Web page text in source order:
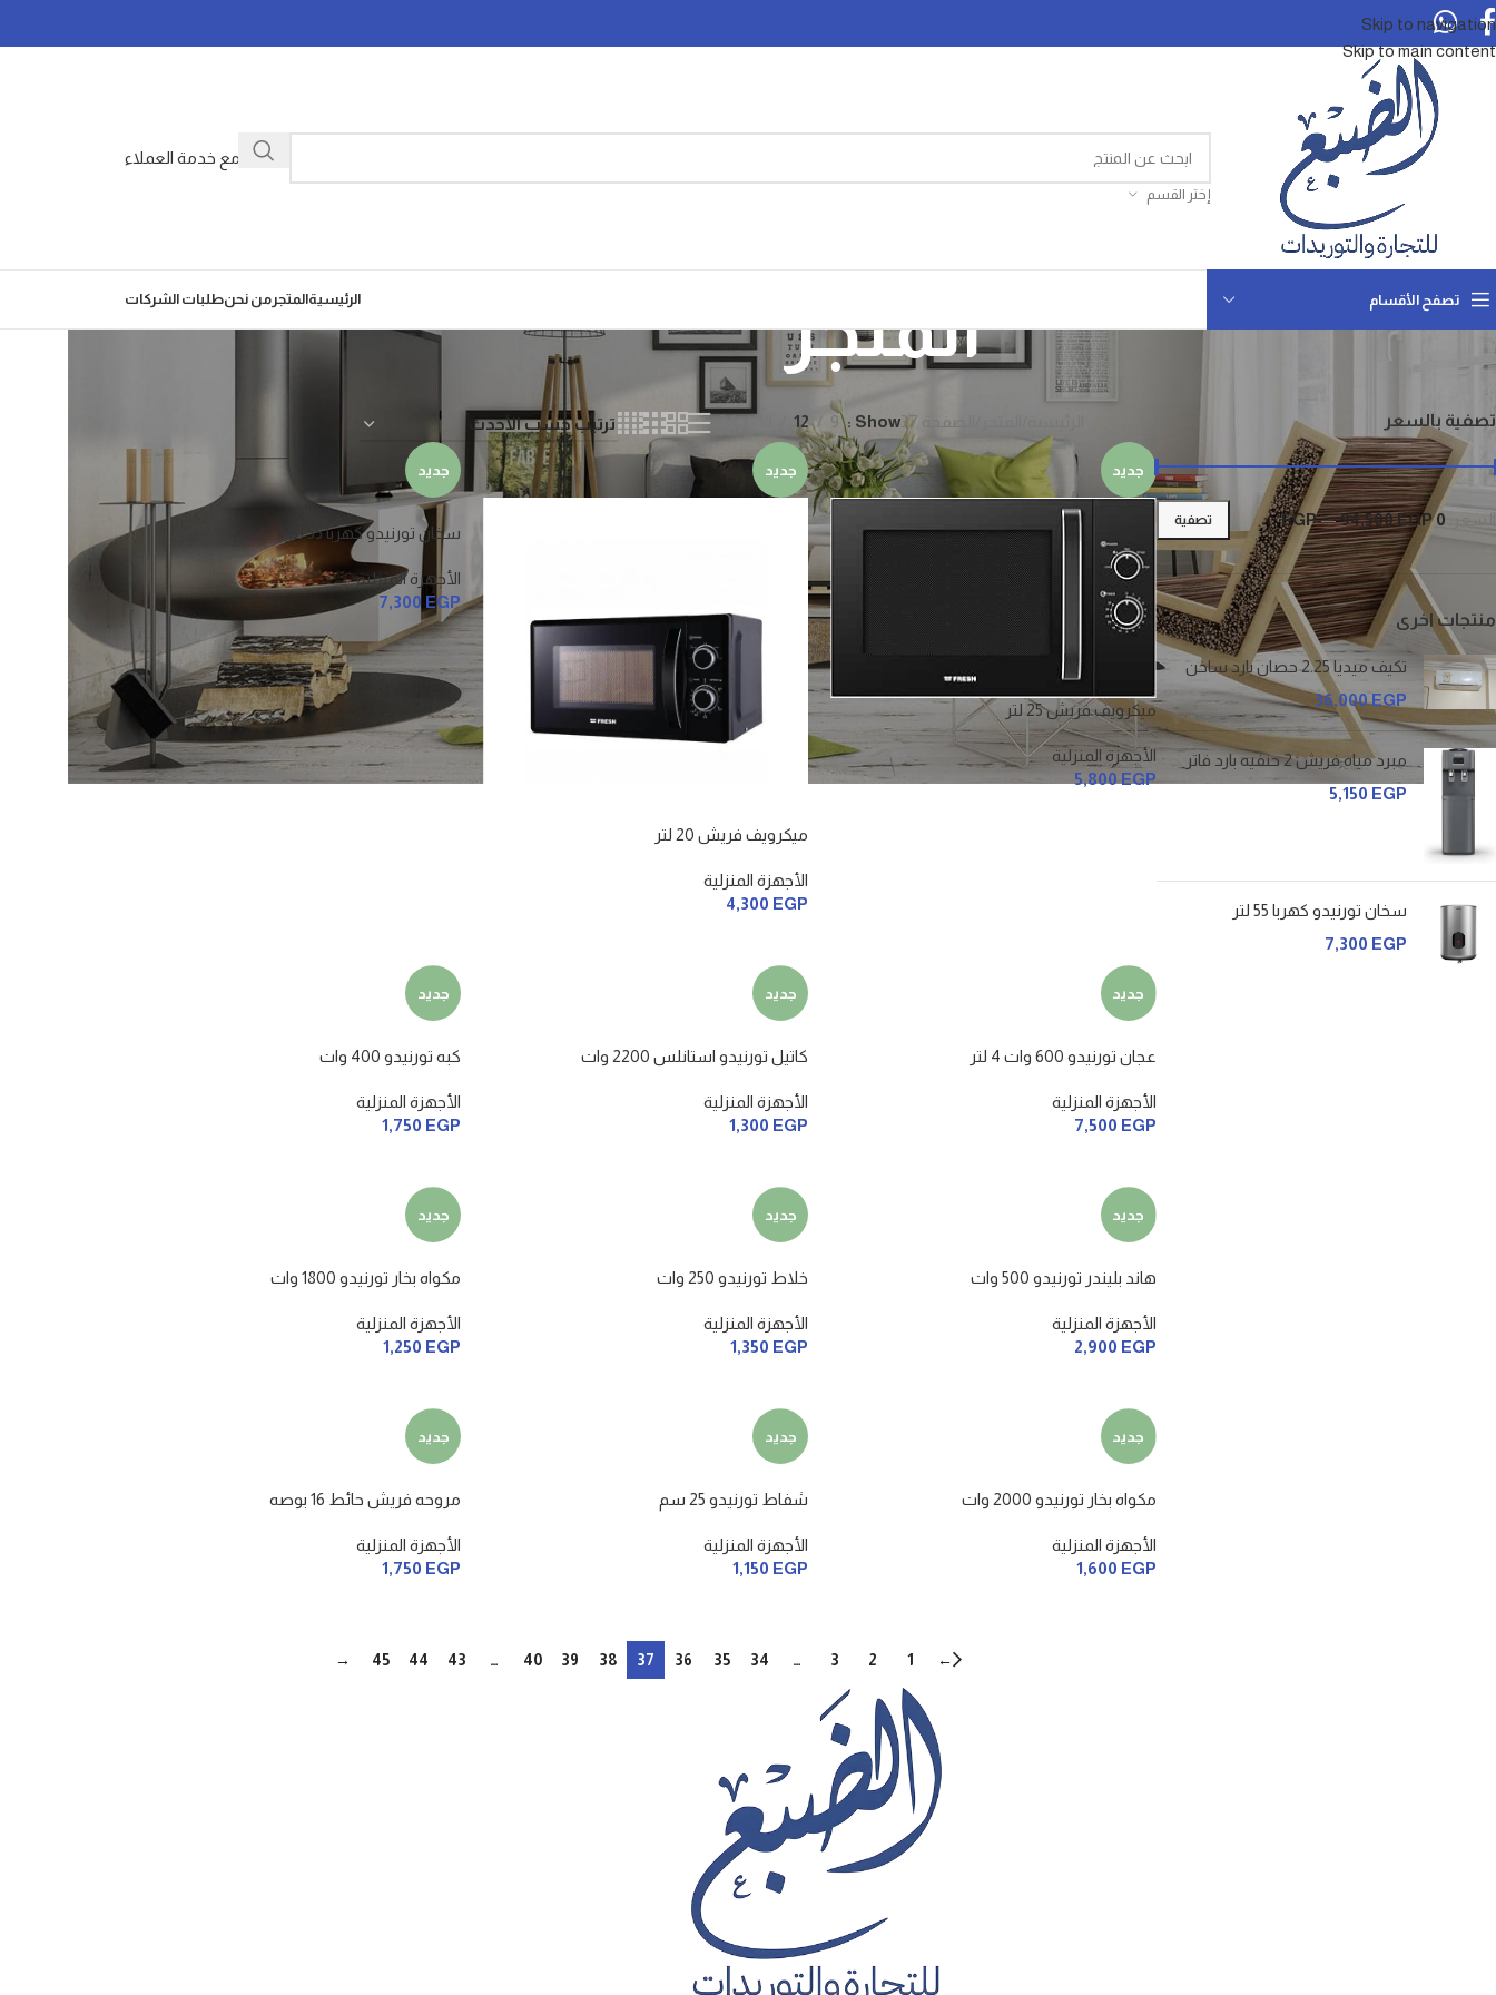
Skip to navigation
Skip to main content
إختر القسم
تواصل مع خدمة العملاء
تصفح الأقسام الرئيسيةالمتجر من نحنطلبات الشركات المتجر
تصفية بالسعر
تصفية السعر: 0 EGP
—94,500 EGP
منتجات اخرى
تكيف ميديا 2.25 حصان بارد ساخن
36,000EGP
مبرد مياه فريش 2 حنفيه بارد فاتر
5,150 EGP
سخان تورنيدو كهربا 55 لتر
7,300 EGP
الصفحة 37 Show
9
12
24
جديد
ميكرويف فريش 25 لتر
الأجهزة المنزلية
5,800 EGP
جديد
ميكرويف فريش 20 لتر
الأجهزة المنزلية
4,300 EGP
جديد
سخان تورنيدو كهربا 55 لتر
الأجهزة المنزلية
7,300 EGP
جديد
عجان تورنيدو 600 وات 4 لتر
الأجهزة المنزلية
7,500 EGP
جديد
كاتيل تورنيدو استانلس 2200 وات
الأجهزة المنزلية
1,300 EGP
جديد
كبه تورنيدو 400 وات
الأجهزة المنزلية
1,750 EGP
جديد
هاند بليندر تورنيدو 500 وات
الأجهزة المنزلية
2,900 EGP
جديد
خلاط تورنيدو 250 وات
الأجهزة المنزلية
1,350 EGP
جديد
مكواه بخار تورنيدو 1800 وات
الأجهزة المنزلية
1,250 EGP
جديد
مكواه بخار تورنيدو 2000 وات
الأجهزة المنزلية
1,600 EGP
جديد
شفاط تورنيدو 25 سم
الأجهزة المنزلية
1,150 EGP
جديد
مروحه فريش حائط 16 بوصه
الأجهزة المنزلية
1,750 EGP
←
1
2
3
…
34
35
36
37
38
39
40
…
43
44
45
→